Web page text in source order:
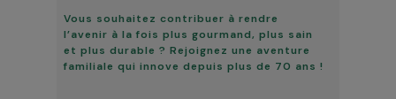
Vous souhaitez contribuer à rendre
l’avenir à la fois plus gourmand, plus sain
et plus durable ? Rejoignez une aventure
familiale qui innove depuis plus de 70 ans !